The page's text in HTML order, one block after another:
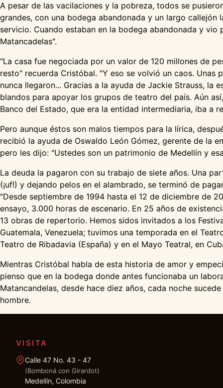
A pesar de las vacilaciones y la pobreza, todos se
grandes, con una bodega abandonada y un largo
servicio. Cuando estaban en la bodega abandonada y
Matancadelas".
"La casa fue negociada por un valor de 120 millones de
resto" recuerda Cristóbal. "Y eso se volvió un caos.
nunca llegaron... Gracias a la ayuda de Jackie Strauss,
blandos para apoyar los grupos de teatro del país. Aún
Banco del Estado, que era la entidad intermediaria, iba a
Pero aunque éstos son malos tiempos para la lírica,
recibió la ayuda de Oswaldo León Gómez, gerente de la
pero les dijo: "Ustedes son un patrimonio de Medellín y
La deuda la pagaron con su trabajo de siete años. Una
(¡uf!) y dejando pelos en el alambrado, se terminó de
"Desde septiembre de 1994 hasta el 12 de diciembre de
ensayo, 3.000 horas de escenario. En 25 años de
13 obras de repertorio. Hemos sidos invitados a los
Guatemala, Venezuela; tuvimos una temporada en el
Teatro de Ribadavia (España) y en el Mayo Teatral, en
Mientras Cristóbal habla de esta historia de amor y
pienso que en la bodega donde antes funcionaba un
Matancandelas, desde hace diez años, cada noche
hombre.
VISITA
Calle 47 No. 43 - 47
(Bomboná con Girardot)
Medellín, Colombia